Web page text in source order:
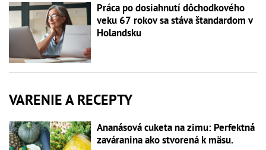
Práca po dosiahnutí dôchodkového
veku 67 rokov sa stáva štandardom v
Holandsku
VARENIE A RECEPTY
Ananásová cuketa na zimu: Perfektná
zaváranina ako stvorená k mäsu.